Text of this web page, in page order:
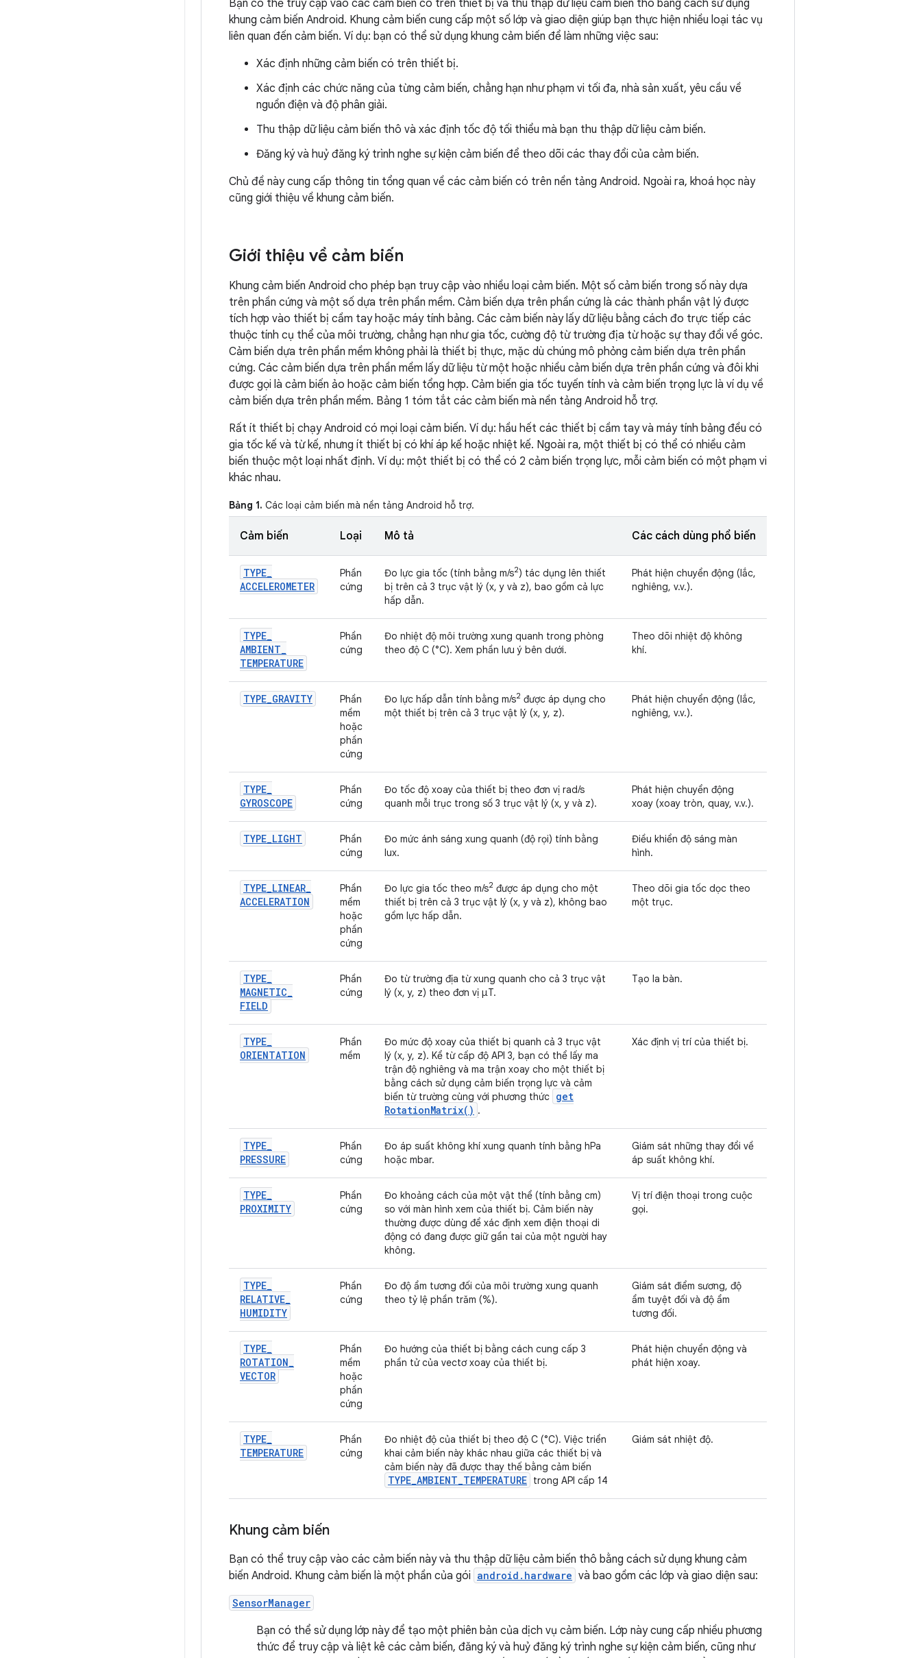
Bạn có thể truy cập vào các cảm biến có trên thiết bị và thu thập dữ liệu cảm biến thô bằng cách sử dụng
khung cảm biến Android. Khung cảm biến cung cấp một số lớp và giao diện giúp bạn thực hiện nhiều loại tác vụ
liên quan đến cảm biến. Ví dụ: bạn có thể sử dụng khung cảm biến để làm những việc sau:
Xác định những cảm biến có trên thiết bị.
Xác định các chức năng của từng cảm biến, chẳng hạn như phạm vi tối đa, nhà sản xuất, yêu cầu về
nguồn điện và độ phân giải.
Thu thập dữ liệu cảm biến thô và xác định tốc độ tối thiểu mà bạn thu thập dữ liệu cảm biến.
Đăng ký và huỷ đăng ký trình nghe sự kiện cảm biến để theo dõi các thay đổi của cảm biến.
Chủ đề này cung cấp thông tin tổng quan về các cảm biến có trên nền tảng Android. Ngoài ra, khoá học này
cũng giới thiệu về khung cảm biến.
Giới thiệu về cảm biến
Khung cảm biến Android cho phép bạn truy cập vào nhiều loại cảm biến. Một số cảm biến trong số này dựa
trên phần cứng và một số dựa trên phần mềm. Cảm biến dựa trên phần cứng là các thành phần vật lý được
tích hợp vào thiết bị cầm tay hoặc máy tính bảng. Các cảm biến này lấy dữ liệu bằng cách đo trực tiếp các
thuộc tính cụ thể của môi trường, chẳng hạn như gia tốc, cường độ từ trường địa từ hoặc sự thay đổi về góc.
Cảm biến dựa trên phần mềm không phải là thiết bị thực, mặc dù chúng mô phỏng cảm biến dựa trên phần
cứng. Các cảm biến dựa trên phần mềm lấy dữ liệu từ một hoặc nhiều cảm biến dựa trên phần cứng và đôi khi
được gọi là cảm biến ảo hoặc cảm biến tổng hợp. Cảm biến gia tốc tuyến tính và cảm biến trọng lực là ví dụ về
cảm biến dựa trên phần mềm. Bảng 1 tóm tắt các cảm biến mà nền tảng Android hỗ trợ.
Rất ít thiết bị chạy Android có mọi loại cảm biến. Ví dụ: hầu hết các thiết bị cầm tay và máy tính bảng đều có
gia tốc kế và từ kế, nhưng ít thiết bị có khí áp kế hoặc nhiệt kế. Ngoài ra, một thiết bị có thể có nhiều cảm
biến thuộc một loại nhất định. Ví dụ: một thiết bị có thể có 2 cảm biến trọng lực, mỗi cảm biến có một phạm vi
khác nhau.
Bảng 1. Các loại cảm biến mà nền tảng Android hỗ trợ.
Cảm biến Loại Mô tả Các cách dùng phổ biến
TYPE_
ACCELEROMETER
Phần
cứng
Đo lực gia tốc (tính bằng m/s2) tác dụng lên thiết
bị trên cả 3 trục vật lý (x, y và z), bao gồm cả lực
hấp dẫn.
Phát hiện chuyển động (lắc,
nghiêng, v.v.).
TYPE_
AMBIENT_
TEMPERATURE
Phần
cứng
Đo nhiệt độ môi trường xung quanh trong phòng
theo độ C (°C). Xem phần lưu ý bên dưới.
Theo dõi nhiệt độ không
khí.
TYPE_GRAVITY
Phần
mềm
hoặc
phần
cứng
Đo lực hấp dẫn tính bằng m/s2 được áp dụng cho
một thiết bị trên cả 3 trục vật lý (x, y, z).
Phát hiện chuyển động (lắc,
nghiêng, v.v.).
TYPE_
GYROSCOPE
Phần
cứng
Đo tốc độ xoay của thiết bị theo đơn vị rad/s
quanh mỗi trục trong số 3 trục vật lý (x, y và z).
Phát hiện chuyển động
xoay (xoay tròn, quay, v.v.).
TYPE_LIGHT
Phần
cứng
Đo mức ánh sáng xung quanh (độ rọi) tính bằng
lux.
Điều khiển độ sáng màn
hình.
TYPE_LINEAR_
ACCELERATION
Phần
mềm
hoặc
phần
cứng
Đo lực gia tốc theo m/s2 được áp dụng cho một
thiết bị trên cả 3 trục vật lý (x, y và z), không bao
gồm lực hấp dẫn.
Theo dõi gia tốc dọc theo
một trục.
TYPE_
MAGNETIC_
FIELD
Phần
cứng
Đo từ trường địa từ xung quanh cho cả 3 trục vật
lý (x, y, z) theo đơn vị μT.
Tạo la bàn.
TYPE_
ORIENTATION
Phần
mềm
Đo mức độ xoay của thiết bị quanh cả 3 trục vật
lý (x, y, z). Kể từ cấp độ API 3, bạn có thể lấy ma
trận độ nghiêng và ma trận xoay cho một thiết bị
bằng cách sử dụng cảm biến trọng lực và cảm
biến từ trường cùng với phương thức get
RotationMatrix( ) .
Xác định vị trí của thiết bị.
TYPE_
PRESSURE
Phần
cứng
Đo áp suất không khí xung quanh tính bằng hPa
hoặc mbar.
Giám sát những thay đổi về
áp suất không khí.
TYPE_
PROXIMITY
Phần
cứng
Đo khoảng cách của một vật thể (tính bằng cm)
so với màn hình xem của thiết bị. Cảm biến này
thường được dùng để xác định xem điện thoại di
động có đang được giữ gần tai của một người hay
không.
Vị trí điện thoại trong cuộc
gọi.
TYPE_
RELATIVE_
HUMIDITY
Phần
cứng
Đo độ ẩm tương đối của môi trường xung quanh
theo tỷ lệ phần trăm (%).
Giám sát điểm sương, độ
ẩm tuyệt đối và độ ẩm
tương đối.
TYPE_
ROTATION_
VECTOR
Phần
mềm
hoặc
phần
cứng
Đo hướng của thiết bị bằng cách cung cấp 3
phần tử của vectơ xoay của thiết bị.
Phát hiện chuyển động và
phát hiện xoay.
TYPE_
TEMPERATURE
Phần
cứng
Đo nhiệt độ của thiết bị theo độ C (°C). Việc triển
khai cảm biến này khác nhau giữa các thiết bị và
cảm biến này đã được thay thế bằng cảm biến
TYPE_AMBIENT_TEMPERATURE trong API cấp 14
Giám sát nhiệt độ.
Khung cảm biến
Bạn có thể truy cập vào các cảm biến này và thu thập dữ liệu cảm biến thô bằng cách sử dụng khung cảm
biến Android. Khung cảm biến là một phần của gói android.hardware và bao gồm các lớp và giao diện sau:
SensorManager
Bạn có thể sử dụng lớp này để tạo một phiên bản của dịch vụ cảm biến. Lớp này cung cấp nhiều phương
thức để truy cập và liệt kê các cảm biến, đăng ký và huỷ đăng ký trình nghe sự kiện cảm biến, cũng như